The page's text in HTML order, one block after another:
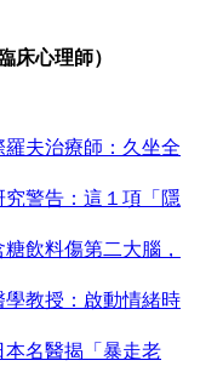
床心理師）
夫治療師：久坐全
警告：這１項「隱
飲料傷第二大腦，
教授：啟動情緒時
名醫揭「暴走老